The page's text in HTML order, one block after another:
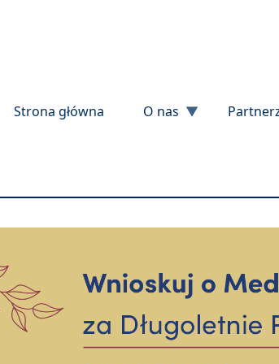
Strona główna O nas